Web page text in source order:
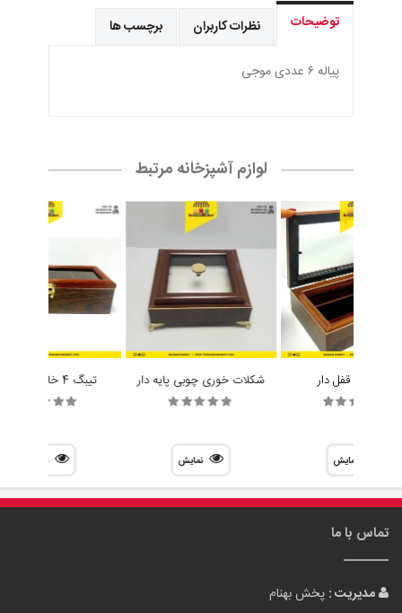
توضیحات نظرات کاربران برچسب ها
پياله ٦ عددی موجی
لوازم آشپزخانه مرتبط
جا کاردی قفل دار
نمایش
شکلات خوری چوبی پایه دار
نمایش
تیبگ 4 خانه مستطیل
تماس با ما
مدیریت : پخش بهنام